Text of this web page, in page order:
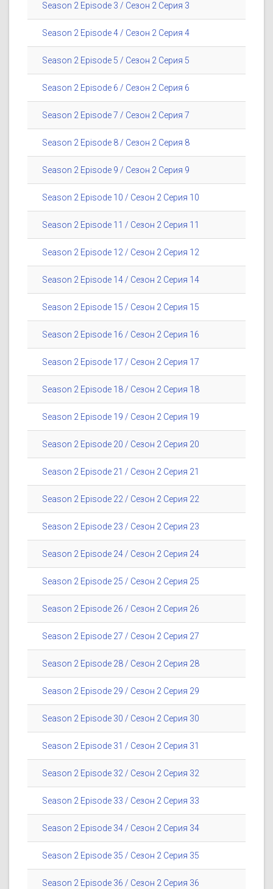
Season 2 Episode 3 / Сезон 2 Серия 3
Season 2 Episode 4 / Сезон 2 Серия 4
Season 2 Episode 5 / Сезон 2 Серия 5
Season 2 Episode 6 / Сезон 2 Серия 6
Season 2 Episode 7 / Сезон 2 Серия 7
Season 2 Episode 8 / Сезон 2 Серия 8
Season 2 Episode 9 / Сезон 2 Серия 9
Season 2 Episode 10 / Сезон 2 Серия 10
Season 2 Episode 11 / Сезон 2 Серия 11
Season 2 Episode 12 / Сезон 2 Серия 12
Season 2 Episode 14 / Сезон 2 Серия 14
Season 2 Episode 15 / Сезон 2 Серия 15
Season 2 Episode 16 / Сезон 2 Серия 16
Season 2 Episode 17 / Сезон 2 Серия 17
Season 2 Episode 18 / Сезон 2 Серия 18
Season 2 Episode 19 / Сезон 2 Серия 19
Season 2 Episode 20 / Сезон 2 Серия 20
Season 2 Episode 21 / Сезон 2 Серия 21
Season 2 Episode 22 / Сезон 2 Серия 22
Season 2 Episode 23 / Сезон 2 Серия 23
Season 2 Episode 24 / Сезон 2 Серия 24
Season 2 Episode 25 / Сезон 2 Серия 25
Season 2 Episode 26 / Сезон 2 Серия 26
Season 2 Episode 27 / Сезон 2 Серия 27
Season 2 Episode 28 / Сезон 2 Серия 28
Season 2 Episode 29 / Сезон 2 Серия 29
Season 2 Episode 30 / Сезон 2 Серия 30
Season 2 Episode 31 / Сезон 2 Серия 31
Season 2 Episode 32 / Сезон 2 Серия 32
Season 2 Episode 33 / Сезон 2 Серия 33
Season 2 Episode 34 / Сезон 2 Серия 34
Season 2 Episode 35 / Сезон 2 Серия 35
Season 2 Episode 36 / Сезон 2 Серия 36